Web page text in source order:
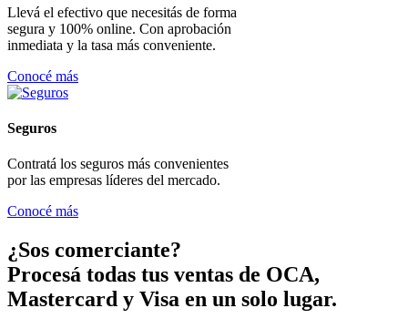
Llevá el efectivo que necesitás de forma
segura y 100% online. Con aprobación
inmediata y la tasa más conveniente.
Conocé más
Seguros
Contratá los seguros más convenientes
por las empresas líderes del mercado.
Conocé más
¿Sos comerciante?
Procesá todas tus ventas de OCA,
Mastercard y Visa en un solo lugar.